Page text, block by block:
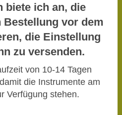
biete ich an, die
Bestellung vor dem
die Einstellung
zu versenden.
von 10-14 Tagen
die Instrumente am
Verfügung stehen.